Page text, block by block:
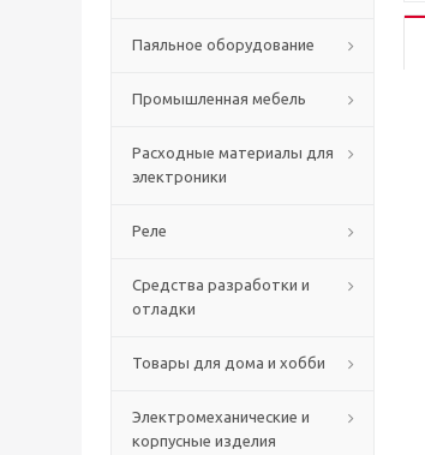
Паяльное оборудование
Промышленная мебель
Расходные материалы для
электроники
Реле
Средства разработки и
отладки
Товары для дома и хобби
Электромеханические и
корпусные изделия